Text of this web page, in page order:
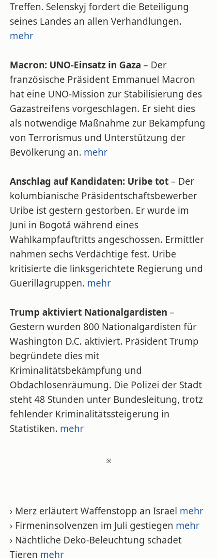
Treffen. Selenskyj fordert die Beteiligung
seines Landes an allen Verhandlungen.
mehr
Macron: UNO-Einsatz in Gaza – Der
französische Präsident Emmanuel Macron
hat eine UNO-Mission zur Stabilisierung des
Gazastreifens vorgeschlagen. Er sieht dies
als notwendige Maßnahme zur Bekämpfung
von Terrorismus und Unterstützung der
Bevölkerung an. mehr
Anschlag auf Kandidaten: Uribe tot– Der
kolumbianische Präsidentschaftsbewerber
Uribe ist gestern gestorben. Er wurde im
Juni in Bogotá während eines
Wahlkampfauftritts angeschossen. Ermittler
nahmen sechs Verdächtige fest. Uribe
kritisierte die linksgerichtete Regierung und
Guerillagruppen. mehr
Trump aktiviert Nationalgardisten –
Gestern wurden 800 Nationalgardisten für
Washington D.C. aktiviert. Präsident Trump
begründete dies mit
Kriminalitätsbekämpfung und
Obdachlosenräumung. Die Polizei der Stadt
steht 48 Stunden unter Bundesleitung, trotz
fehlender Kriminalitätssteigerung in
Statistiken. mehr
※
› Merz erläutert Waffenstopp an Israel mehr
› Firmeninsolvenzen im Juli gestiegen mehr
› Nächtliche Deko-Beleuchtung schadet
Tieren mehr